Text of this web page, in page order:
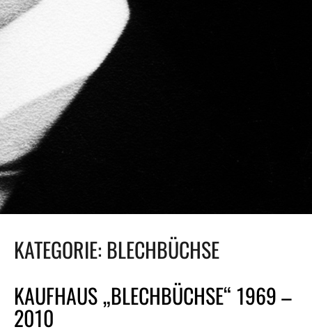
KATEGORIE: BLECHBÜCHSE
KAUFHAUS „BLECHBÜCHSE“ 1969 –
2010